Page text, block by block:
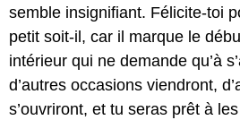
semble insignifiant. Félicite-toi
petit soit-il, car il marque le
intérieur qui ne demande qu’à
d’autres occasions viendront,
s’ouvriront, et tu seras prêt à